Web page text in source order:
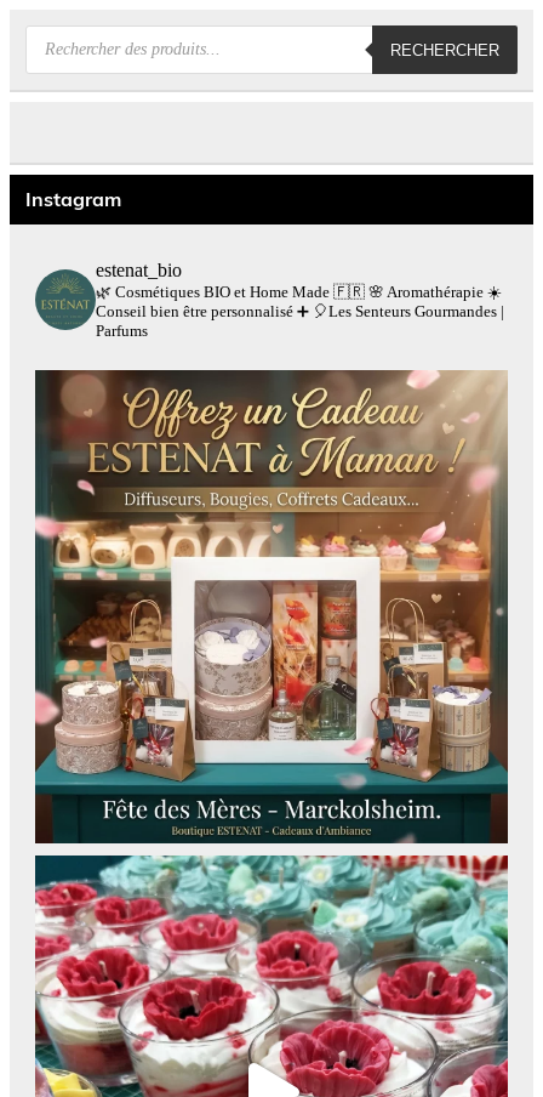
Recherche
produits
RECHERCHER
Instagram
estenat_bio
🌿 Cosmétiques BIO et Home Made 🇫🇷🌸 Aromathérapie☀️
Conseil bien être personnalisé➕🎈Les Senteurs Gourmandes |
Parfums